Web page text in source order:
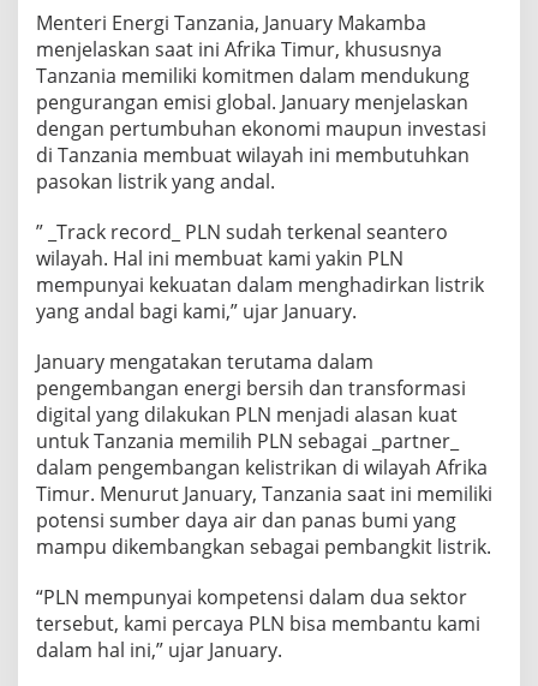
Menteri Energi Tanzania, January Makamba
menjelaskan saat ini Afrika Timur, khususnya
Tanzania memiliki komitmen dalam mendukung
pengurangan emisi global. January menjelaskan
dengan pertumbuhan ekonomi maupun investasi
di Tanzania membuat wilayah ini membutuhkan
pasokan listrik yang andal.
” _Track record_ PLN sudah terkenal seantero
wilayah. Hal ini membuat kami yakin PLN
mempunyai kekuatan dalam menghadirkan listrik
yang andal bagi kami,” ujar January.
January mengatakan terutama dalam
pengembangan energi bersih dan transformasi
digital yang dilakukan PLN menjadi alasan kuat
untuk Tanzania memilih PLN sebagai _partner_
dalam pengembangan kelistrikan di wilayah Afrika
Timur. Menurut January, Tanzania saat ini memiliki
potensi sumber daya air dan panas bumi yang
mampu dikembangkan sebagai pembangkit listrik.
“PLN mempunyai kompetensi dalam dua sektor
tersebut, kami percaya PLN bisa membantu kami
dalam hal ini,” ujar January.